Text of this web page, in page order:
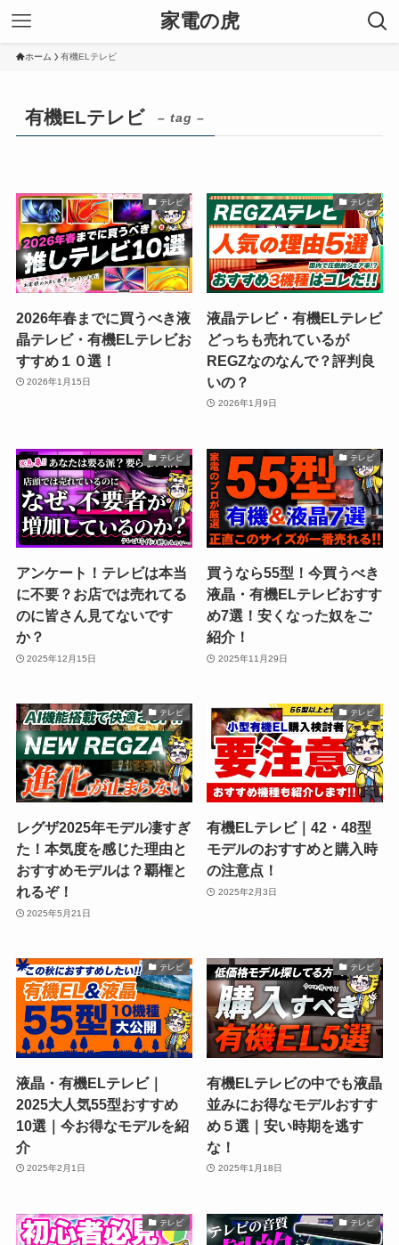
家電の虎
ホーム 有機ELテレビ
有機ELテレビ – tag –
テレビ
2026年春までに買うべき液
晶テレビ・有機ELテレビお
すすめ１０選！
2026年1月15日
テレビ
液晶テレビ・有機ELテレビ
どっちも売れているが
REGZなのなんで？評判良
いの？
2026年1月9日
テレビ
アンケート！テレビは本当
に不要？お店では売れてる
のに皆さん見てないです
か？
2025年12月15日
テレビ
買うなら55型！今買うべき
液晶・有機ELテレビおすす
め7選！安くなった奴をご
紹介！
2025年11月29日
テレビ
レグザ2025年モデル凄すぎ
た！本気度を感じた理由と
おすすめモデルは？覇権と
れるぞ！
2025年5月21日
テレビ
有機ELテレビ｜42・48型
モデルのおすすめと購入時
の注意点！
2025年2月3日
テレビ
液晶・有機ELテレビ｜
2025大人気55型おすすめ
10選｜今お得なモデルを紹
介
2025年2月1日
テレビ
有機ELテレビの中でも液晶
並みにお得なモデルおすす
め５選｜安い時期を逃す
な！
2025年1月18日
テレビ テレビ